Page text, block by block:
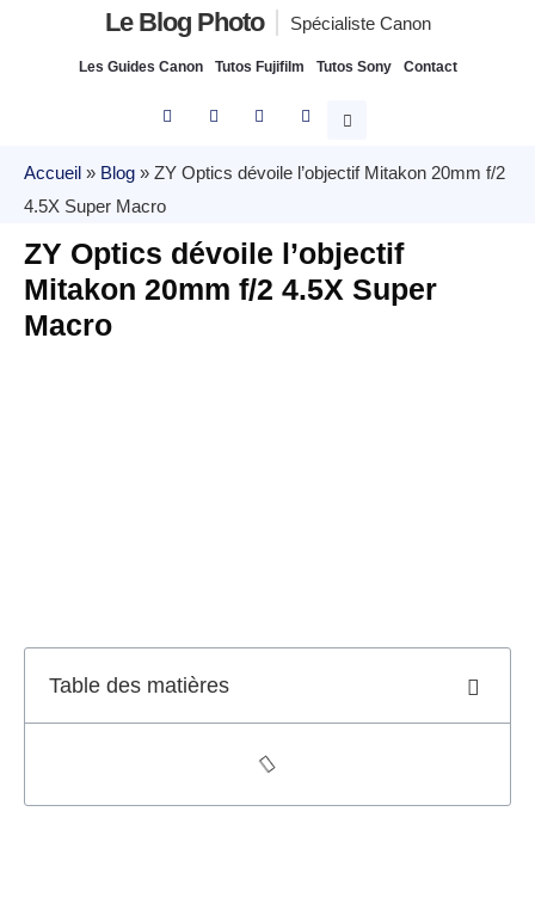
Le Blog Photo Spécialiste Canon
Les Guides Canon Tutos Fujifilm Tutos Sony Contact
Accueil » Blog » ZY Optics dévoile l’objectif Mitakon 20mm f/2
4.5X Super Macro
ZY Optics dévoile l’objectif
Mitakon 20mm f/2 4.5X Super
Macro
Table des matières